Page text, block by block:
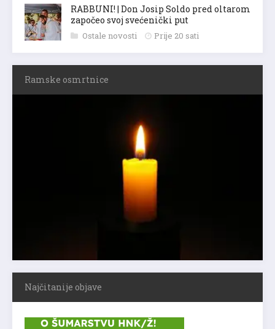
RABBUNI! | Don Josip Soldo pred oltarom
započeo svoj svećenički put
Ostale novosti Prije 20 sati
Ramske osmrtnice
Najčitanije objave